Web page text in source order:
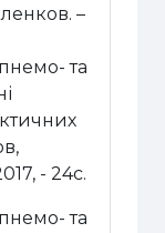
–
та
- 24с.
та